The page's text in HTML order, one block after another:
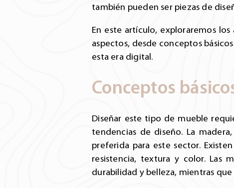
también pueden ser piezas de
En este artículo, exploraremos
aspectos, desde conceptos
esta era digital.
Conceptos
Diseñar este tipo de mueble
tendencias de diseño. La
preferida para este sector.
resistencia, textura y color. Las
durabilidad y belleza, mientras